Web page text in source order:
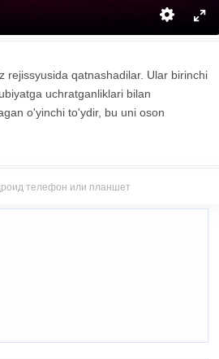
rejissyusida qatnashadilar. Ular birinchi
uchratganliklari bilan
o'yinchi to'ydir, bu uni oson
телефон или планшет